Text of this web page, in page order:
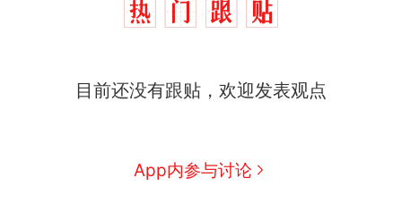
目前还没有跟贴，欢迎发表观点
App内参与讨论
因老师一句“跟我回家”改写了
眼了……
十多万人报名的考试，成绩全
部作废，公平么？